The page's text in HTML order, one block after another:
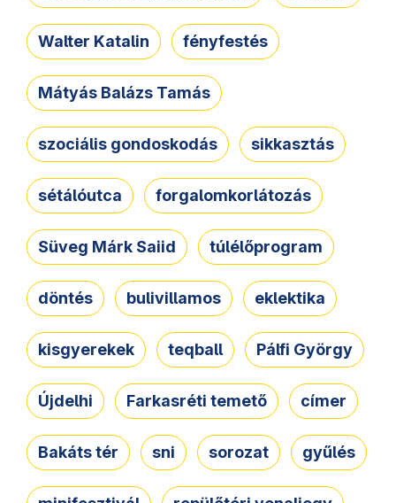
Walter Katalin fényfestés
Mátyás Balázs Tamás
szociális gondoskodás sikkasztás
sétálóutca forgalomkorlátozás
Süveg Márk Saiid túlélőprogram
döntés bulivillamos eklektika
kisgyerekek teqball Pálfi György
Újdelhi Farkasréti temető címer
Bakáts tér sni sorozat gyűlés